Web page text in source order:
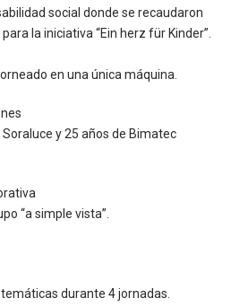
social donde se recaudaron
la iniciativa “Ein herz für Kinder”.
en una única máquina.
Soraluce y 25 años de Bimatec
“a simple vista”.
durante 4 jornadas.